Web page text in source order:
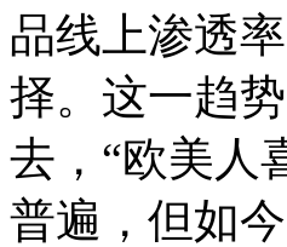
品线上渗透
择。这一趋
去，“欧美人
普遍，但如